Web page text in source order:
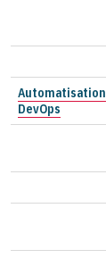
Automatisation
DevOps